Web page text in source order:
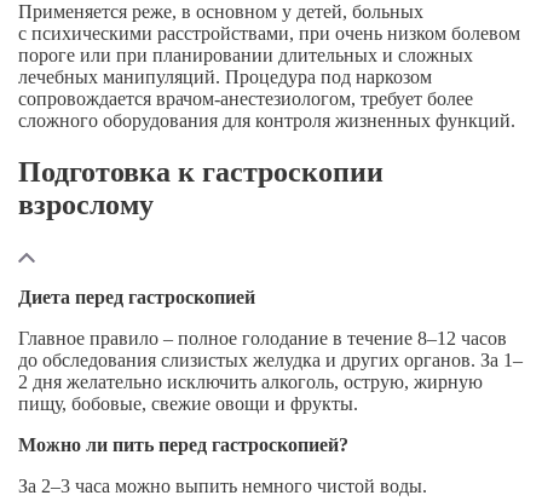
Применяется реже, в основном у детей, больных
с психическими расстройствами, при очень низком болевом
пороге или при планировании длительных и сложных
лечебных манипуляций. Процедура под наркозом
сопровождается врачом-анестезиологом, требует более
сложного оборудования для контроля жизненных функций.
Подготовка к гастроскопии
взрослому
Диета перед гастроскопией
Главное правило – полное голодание в течение 8–12 часов
до обследования слизистых желудка и других органов. За 1–
2 дня желательно исключить алкоголь, острую, жирную
пищу, бобовые, свежие овощи и фрукты.
Можно ли пить перед гастроскопией?
За 2–3 часа можно выпить немного чистой воды.